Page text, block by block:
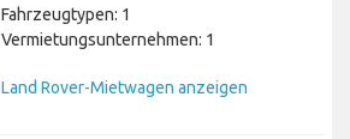
Fahrzeugtypen: 1
Vermietungsunternehmen: 1
Land Rover-Mietwagen anzeigen